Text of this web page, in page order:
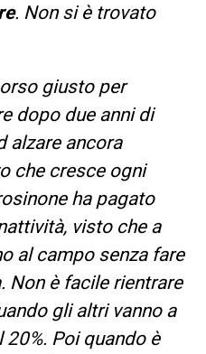
. Non si è trovato
giusto per
dopo due anni di
alzare ancora
che cresce ogni
ha pagato
visto che a
al campo senza fare
Non è facile rientrare
gli altri vanno a
Poi quando è